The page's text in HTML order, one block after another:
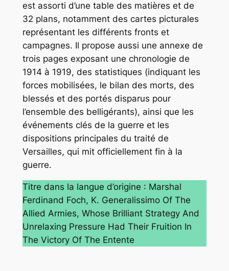
est assorti d’une table des matières et de
32 plans, notamment des cartes picturales
représentant les différents fronts et
campagnes. Il propose aussi une annexe de
trois pages exposant une chronologie de
1914 à 1919, des statistiques (indiquant les
forces mobilisées, le bilan des morts, des
blessés et des portés disparus pour
l’ensemble des belligérants), ainsi que les
événements clés de la guerre et les
dispositions principales du traité de
Versailles, qui mit officiellement fin à la
guerre.
Titre dans la langue d’origine : Marshal
Ferdinand Foch, K. Generalissimo Of The
Allied Armies, Whose Brilliant Strategy And
Unrelaxing Pressure Had Their Fruition In
The Victory Of The Entente